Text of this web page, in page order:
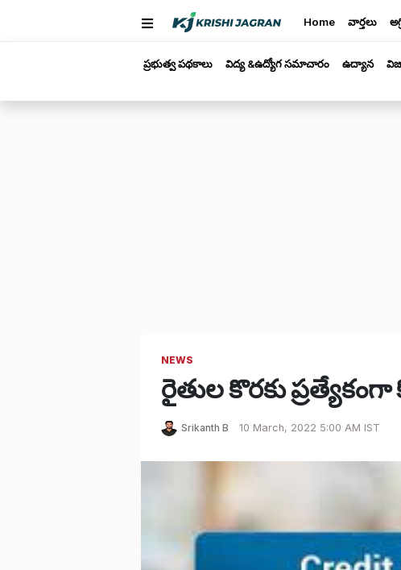
Home వార్తలు
ప్రభుత్వ పథకాలు విద్య &ఉద్యోగ సమాచారం ఉద్యాన
NEWS
రైతుల కొరకు ప్రత్యేకంగా
Srikanth B 10 March, 2022 5:00 AM IST